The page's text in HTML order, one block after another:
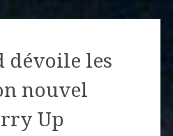
dévoile les
nouvel
Up